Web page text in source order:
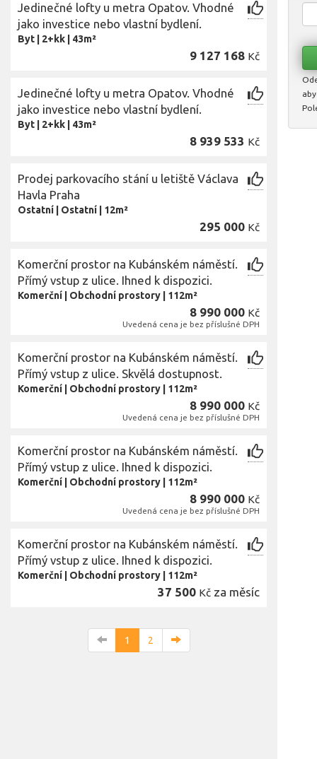
Jedinečné lofty u metra Opatov. Vhodné
jako investice nebo vlastní bydlení.
Byt 2+kk 43m²
9 127 168 Kč
Jedinečné lofty u metra Opatov. Vhodné
jako investice nebo vlastní bydlení.
Byt 2+kk 43m²
8 939 533 Kč
Prodej parkovacího stání u letiště Václava
Havla Praha
Ostatní Ostatní 12m²
295 000 Kč
Komerční prostor na Kubánském náměstí.
Přímý vstup z ulice. Ihned k dispozici.
Komerční Obchodní prostory 112m²
8 990 000 Kč
Uvedená cena je bez příslušné DPH
Komerční prostor na Kubánském náměstí.
Přímý vstup z ulice. Skvělá dostupnost.
Komerční Obchodní prostory 112m²
8 990 000 Kč
Uvedená cena je bez příslušné DPH
Komerční prostor na Kubánském náměstí.
Přímý vstup z ulice. Ihned k dispozici.
Komerční Obchodní prostory 112m²
8 990 000 Kč
Uvedená cena je bez příslušné DPH
Komerční prostor na Kubánském náměstí.
Přímý vstup z ulice. Ihned k dispozici.
Komerční Obchodní prostory 112m²
37 500 Kč za měsíc
1 2